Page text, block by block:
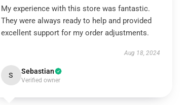
My experience with this store was fantastic.
They were always ready to help and provided
excellent support for my order adjustments.
Aug 18, 2024
S Sebastian
Verified owner